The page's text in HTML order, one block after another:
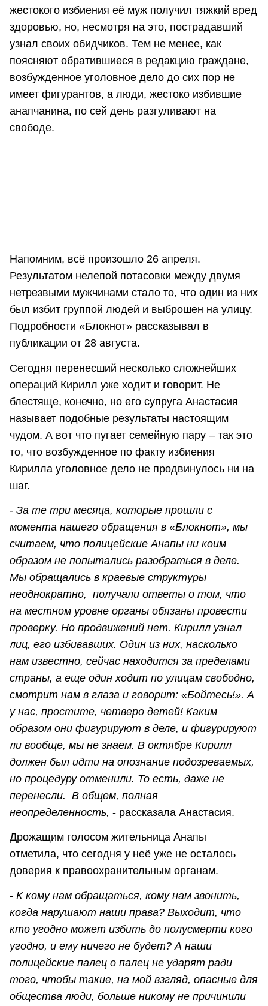
жестокого избиения её муж получил тяжкий вред
здоровью, но, несмотря на это, пострадавший
узнал своих обидчиков. Тем не менее, как
поясняют обратившиеся в редакцию граждане,
возбужденное уголовное дело до сих пор не
имеет фигурантов, а люди, жестоко избившие
анапчанина, по сей день разгуливают на
свободе.
Напомним, всё произошло 26 апреля.
Результатом нелепой потасовки между двумя
нетрезвыми мужчинами стало то, что один из них
был избит группой людей и выброшен на улицу.
Подробности «Блокнот» рассказывал в
публикации от 28 августа.
Сегодня перенесший несколько сложнейших
операций Кирилл уже ходит и говорит. Не
блестяще, конечно, но его супруга Анастасия
называет подобные результаты настоящим
чудом. А вот что пугает семейную пару – так это
то, что возбужденное по факту избиения
Кирилла уголовное дело не продвинулось ни на
шаг.
- За те три месяца, которые прошли с
момента нашего обращения в «Блокнот», мы
считаем, что полицейские Анапы ни коим
образом не попытались разобраться в деле.
Мы обращались в краевые структуры
неоднократно, получали ответы о том, что
на местном уровне органы обязаны провести
проверку. Но продвижений нет. Кирилл узнал
лиц, его избивавших. Один из них, насколько
нам известно, сейчас находится за пределами
страны, а еще один ходит по улицам свободно,
смотрит нам в глаза и говорит: «Бойтесь!». А
у нас, простите, четверо детей! Каким
образом они фигурируют в деле, и фигурируют
ли вообще, мы не знаем. В октябре Кирилл
должен был идти на опознание подозреваемых,
но процедуру отменили. То есть, даже не
перенесли. В общем, полная
неопределенность, - рассказала Анастасия.
Дрожащим голосом жительница Анапы
отметила, что сегодня у неё уже не осталось
доверия к правоохранительным органам.
- К кому нам обращаться, кому нам звонить,
когда нарушают наши права? Выходит, что
кто угодно может избить до полусмерти кого
угодно, и ему ничего не будет? А наши
полицейские палец о палец не ударят ради
того, чтобы такие, на мой взгляд, опасные для
общества люди, больше никому не причинили